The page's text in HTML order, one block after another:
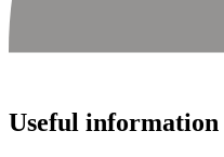
Useful information